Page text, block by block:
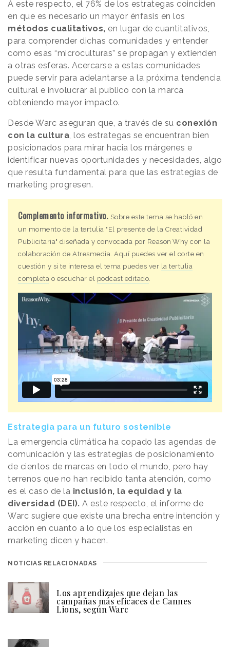
A este respecto, el 76% de los estrategas coinciden
en que es necesario un mayor énfasis en los
métodos cualitativos, en lugar de cuantitativos,
para comprender dichas comunidades y entender
como esas “microculturas” se propagan y extienden
a otras esferas. Acercarse a estas comunidades
puede servir para adelantarse a la próxima tendencia
cultural e involucrar al publico con la marca
obteniendo mayor impacto.
Desde Warc aseguran que, a través de su conexión
con la cultura, los estrategas se encuentran bien
posicionados para mirar hacia los márgenes e
identificar nuevas oportunidades y necesidades, algo
que resulta fundamental para que las estrategias de
marketing progresen.
Complemento informativo. Sobre este tema se habló en
un momento de la tertulia "El presente de la Creatividad
Publicitaria" diseñada y convocada por Reason .Why con la
colaboración de Atresmedia. Aquí puedes ver el corte en
cuestión y si te interesa el tema puedes ver la tertulia
completa o escuchar el podcast editado.
Estrategia para un futuro sostenible
La emergencia climática ha copado las agendas de
comunicación y las estrategias de posicionamiento
de cientos de marcas en todo el mundo, pero hay
terrenos que no han recibido tanta atención, como
es el caso de la inclusión, la equidad y la
diversidad (DEI). A este respecto, el informe de
Warc sugiere que existe una brecha entre intención y
acción en cuanto a lo que los especialistas en
marketing dicen y hacen.
NOTICIAS RELACIONADAS
Los aprendizajes que dejan las
campañas más eficaces de Cannes
Lions, según Warc